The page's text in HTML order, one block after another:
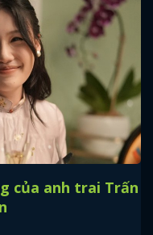
của anh trai Trấn